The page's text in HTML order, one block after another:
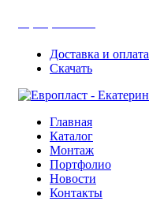
Доставка и оплата
Скачать
Главная
Каталог
Монтаж
Портфолио
Новости
Контакты